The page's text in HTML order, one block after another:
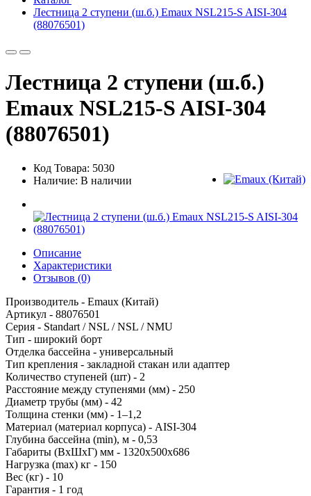
Лестница 2 ступени (ш.б.) Emaux NSL215-S AISI-304
(88076501)
Лестница 2 ступени (ш.б.)
Emaux NSL215-S AISI-304
(88076501)
Код Товара: 5030
Наличие: В наличии
Описание
Характеристики
Отзывов (0)
Производитель - Emaux (Китай)
Артикул - 88076501
Серия - Standart / NSL / NSL / NMU
Тип - широкий борт
Отделка бассейна - универсальный
Тип крепления - закладной стакан или адаптер
Количество ступеней (шт) - 2
Расстояние между ступенями (мм) - 250
Диаметр трубы (мм) - 42
Толщина стенки (мм) - 1–1,2
Материал (материал корпуса) - AISI-304
Глубина бассейна (min), м - 0,53
Габариты (ВхШхГ) мм - 1320х500х686
Нагрузка (mах) кг - 150
Вес (кг) - 10
Гарантия - 1 год